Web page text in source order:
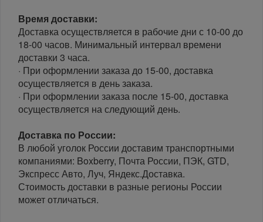
Время доставки:
Доставка осуществляется в рабочие дни с 10-00 до
18-00 часов. Минимальный интервал времени
доставки 3 часа.
· При оформлении заказа до 15-00, доставка
осуществляется в день заказа.
· При оформлении заказа после 15-00, доставка
осуществляется на следующий день.
Доставка по России:
В любой уголок России доставим транспортными
компаниями: Boxberry, Почта России, ПЭК, GTD,
Экспресс Авто, Луч, Яндекс.Доставка.
Стоимость доставки в разные регионы России
может отличаться.